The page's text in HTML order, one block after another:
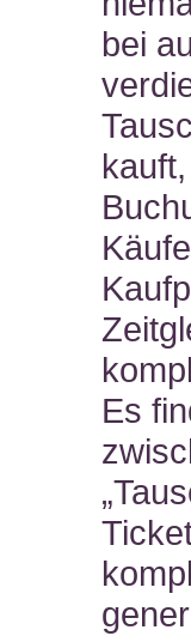
bei
Es